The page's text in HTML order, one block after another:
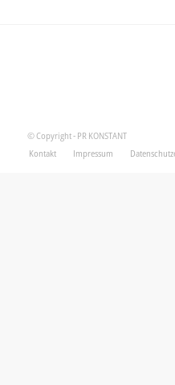
© Copyright - PR KONSTANT
Kontakt
Impressum